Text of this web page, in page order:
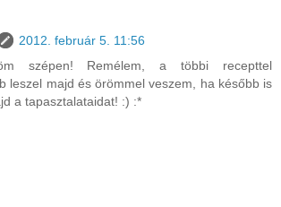
2012. február 5. 11:56
szépen! Remélem, a többi recepttel
leszel majd és örömmel veszem, ha később is
a tapasztalataidat! :) :*